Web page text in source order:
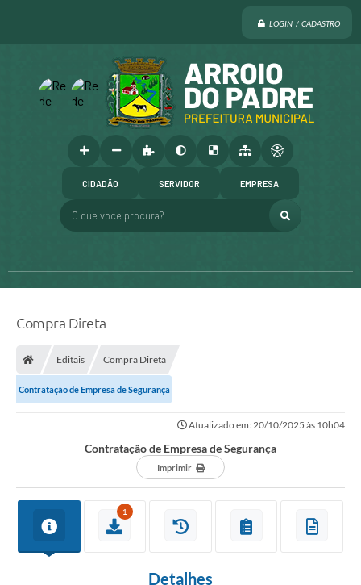
LOGIN / CADASTRO
O que voce procura?
CIDADÃO SERVIDOR EMPRESA
Compra Direta
Editais Compra Direta
Contratação de Empresa de Segurança
Atualizado em: 20/10/2025 às 10h04
Contratação de Empresa de Segurança
Imprimir
1
Detalhes